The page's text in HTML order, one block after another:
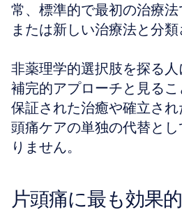
常、標準的で最初の治療
または新しい治療法と分類
非薬理学的選択肢を探る
補完的アプローチと見るこ
保証された治癒や確立さ
頭痛ケアの単独の代替と
りません。
片頭痛に最も効果